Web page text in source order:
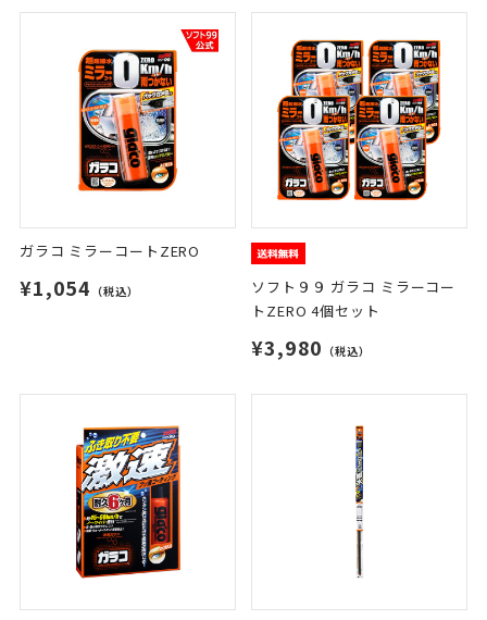
ガラコ ミラーコートZERO
¥1,054 （税込）
ソフト９９ ガラコ ミラーコー
トZERO 4個セット
¥3,980 （税込）